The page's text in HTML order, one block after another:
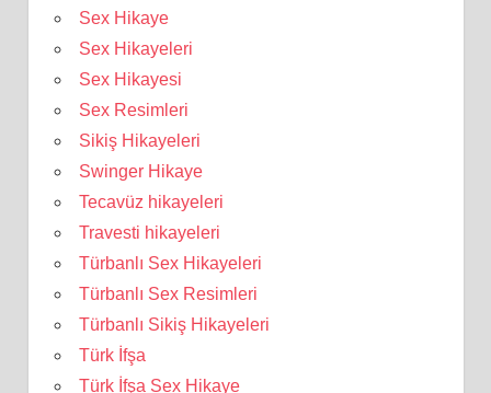
Sex Hikaye
Sex Hikayeleri
Sex Hikayesi
Sex Resimleri
Sikiş Hikayeleri
Swinger Hikaye
Tecavüz hikayeleri
Travesti hikayeleri
Türbanlı Sex Hikayeleri
Türbanlı Sex Resimleri
Türbanlı Sikiş Hikayeleri
Türk İfşa
Türk İfşa Sex Hikaye